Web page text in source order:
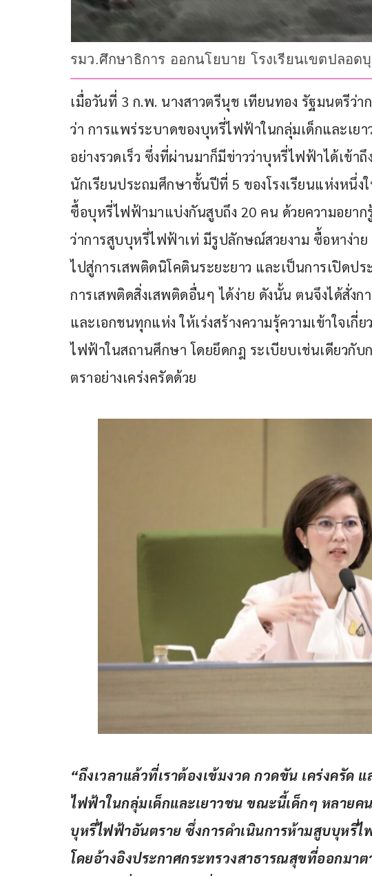
รมว.ศึกษาธิการ ออกนโยบาย โรงเรียนเขตปลอ
เมื่อวันที่ 3 ก.พ. นางสาวตรีนุช เทียนทอง รัฐมนตรีว่า
ว่า การแพร่ระบาดของบุหรี่ไฟฟ้าในกลุ่มเด็กและเย
อย่างรวดเร็ว ซึ่งที่ผ่านมาก็มีข่าวว่าบุหรี่ไฟฟ้าได้เข้า
นักเรียนประถมศึกษาชั้นปีที่ 5 ของโรงเรียนแห่งหนึ่ง
ซื้อบุหรี่ไฟฟ้ามาแบ่งกันสูบถึง 20 คน ด้วยความอยาก
ว่าการสูบบุหรี่ไฟฟ้าเท่ มีรูปลักษณ์สวยงาม ซื้อหาง่า
ไปสู่การเสพติดนิโคตินระยะยาว และเป็นการเปิดป
การเสพติดสิ่งเสพติดอื่นๆ ได้ง่าย ดังนั้น ตนจึงได้สั่งก
และเอกชนทุกแห่ง ให้เร่งสร้างความรุ้ความเข้าใจ
ไฟฟ้าในสถานศึกษา โดยยึดกฎ ระเบียบเช่นเดียวกั
ตราอย่างเคร่งครัดด้วย
“ถึงเวลาแล้วที่เราต้องเข้มงวด กวดขัน เคร่งครัด
ไฟฟ้าในกลุ่มเด็กและเยาวชน ขณะนี้เด็กๆ หลายค
บุหรี่ไฟฟ้าอันตราย ซึ่งการดำเนินการห้ามสูบบุหรี่
โดยอ้างอิงประกาศกระทรวงสาธารณสุขที่ออกม